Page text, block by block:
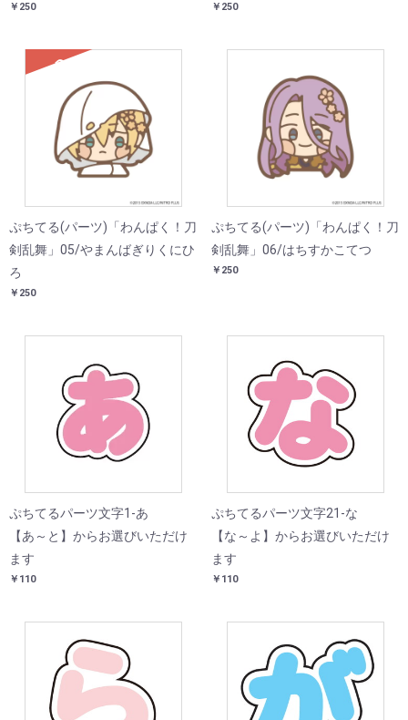
￥250 ￥250
SOLD
ぷちてる(パーツ)「わんぱく！刀
剣乱舞」05/やまんばぎりくにひ
ろ
￥250
ぷちてる(パーツ)「わんぱく！刀
剣乱舞」06/はちすかこてつ
￥250
ぷちてるパーツ文字1-あ
【あ～と】からお選びいただけ
ます
￥110
ぷちてるパーツ文字21-な
【な～よ】からお選びいただけ
ます
￥110